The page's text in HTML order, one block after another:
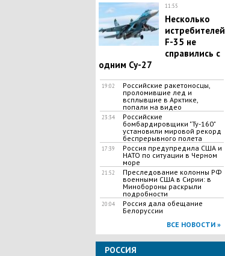
11:55
Несколько
истребителей
F-35 не
справились с
одним Су-27
19:02
Российские ракетоносцы,
проломившие лед и
всплывшие в Арктике,
попали на видео
23:34
Российские
бомбардировщики "Ту-160"
установили мировой рекорд
беспрерывного полета
17:39
Россия предупредила США и
НАТО по ситуации в Черном
море
21:52
Преследование колонны РФ
военными США в Сирии: в
Минобороны раскрыли
подробности
20:04
Россия дала обещание
Белоруссии
ВСЕ НОВОСТИ »
РОССИЯ